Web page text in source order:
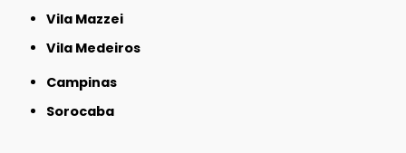
Vila Mazzei
Vila Medeiros
Campinas
Sorocaba